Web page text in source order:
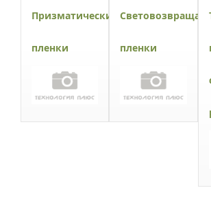
Призматические
пленки пленки